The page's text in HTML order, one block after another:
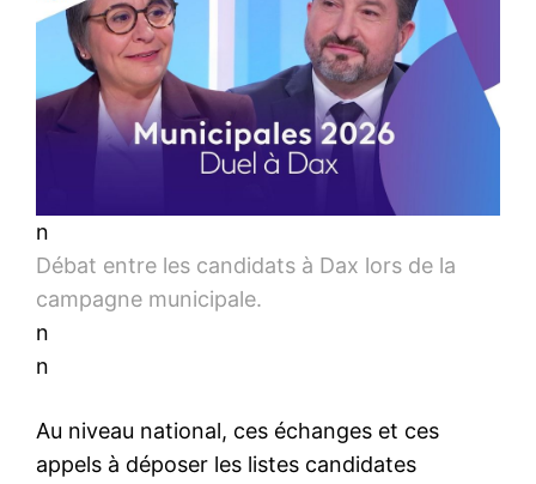
n
Débat entre les candidats à Dax lors de la
campagne municipale.
n
n
Au niveau national, ces échanges et ces
appels à déposer les listes candidates